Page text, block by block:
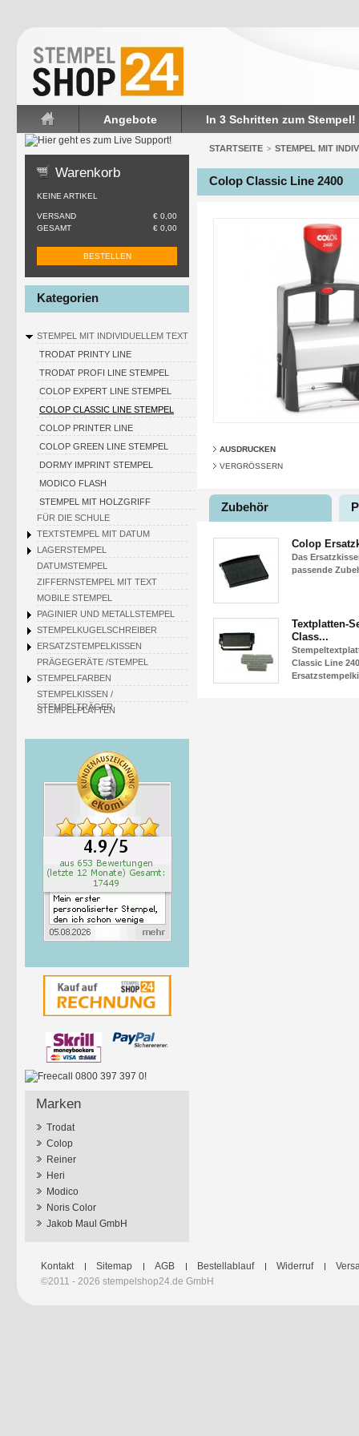
Startseite
Angebote In 3 Schritten zum Stempel!
Warenkorb
KEINE ARTIKEL
VERSAND
€ 0,00
GESAMT
€ 0,00
BESTELLEN
Kategorien
STEMPEL MIT INDIVIDUELLEM TEXT
TRODAT PRINTY LINE
TRODAT PROFI LINE STEMPEL
COLOP EXPERT LINE STEMPEL
COLOP CLASSIC LINE STEMPEL
COLOP PRINTER LINE
COLOP GREEN LINE STEMPEL
DORMY IMPRINT STEMPEL
MODICO FLASH
STEMPEL MIT HOLZGRIFF
FÜR DIE SCHULE
TEXTSTEMPEL MIT DATUM
LAGERSTEMPEL
DATUMSTEMPEL
ZIFFERNSTEMPEL MIT TEXT
MOBILE STEMPEL
PAGINIER UND METALLSTEMPEL
STEMPELKUGELSCHREIBER
ERSATZSTEMPELKISSEN
PRÄGEGERÄTE /STEMPEL
STEMPELFARBEN
STEMPELKISSEN /
STEMPELTRÄGER
STEMPELPLATTEN
Marken
Trodat
Colop
Reiner
Heri
Modico
Noris Color
Jakob Maul GmbH
STARTSEITE > STEMPEL MIT
Colop Classic Line 2400
AUSDRUCKEN
VERGRÖSSERN
Zubehör
Colop
Das
passende
Textplatten-
Class...
Classic Line
Kontakt Sitemap AGB Bestellablauf Widerruf
©2011 - 2026 stempelshop24.de GmbH